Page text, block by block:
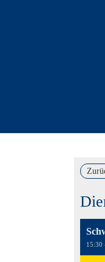
15:30